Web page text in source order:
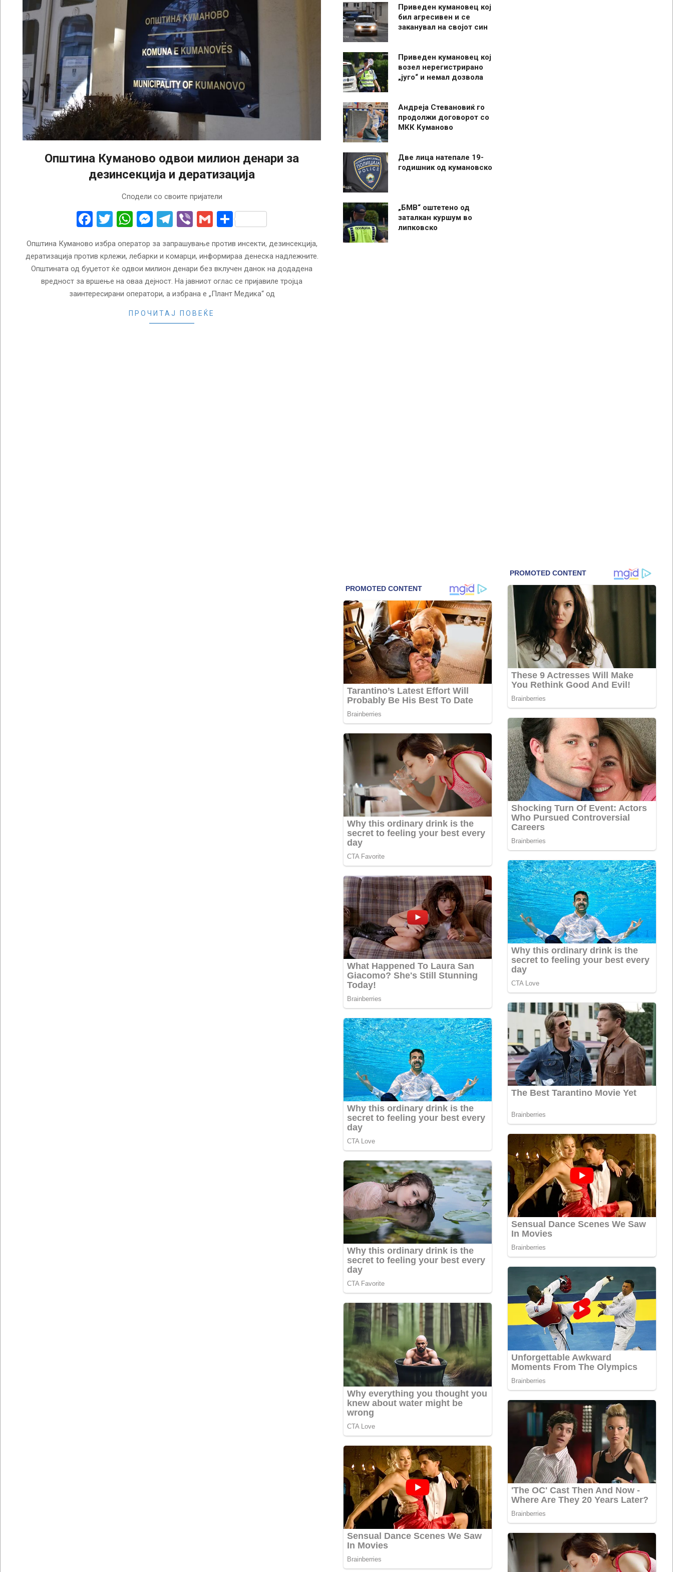
Општина Куманово одвои милион денари за
дезинсекција и дератизација
Сподели со своите пријатели
Facebook
TwitterWhatsApp
Messenger
Telegram
ViberGmailShare
Општина Куманово избра оператор за запрашување против инсекти, дезинсекција,
дератизација против крлежи, лебарки и комарци, информираа денеска надлежните.
Општината од буџетот ќе одвои милион денари без вклучен данок на додадена
вредност за вршење на оваа дејност. На јавниот оглас се пријавиле тројца
заинтересирани оператори, а избрана е „Плант Медика“ од
ПРОЧИТАЈ ПОВЕЌЕ
Приведен кумановец кој
бил агресивен и се
заканувал на својот син
Приведен кумановец кој
возел нерегистрирано
„југо“ и немал дозвола
Андреја Стевановиќ го
продолжи договорот со
МКК Куманово
Две лица натепале 19-
годишник од кумановско
„БМВ“ оштетено од
заталкан куршум во
липковско